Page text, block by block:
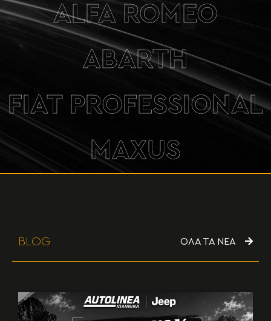
ALFA ROMEO
ABARTH
FIAT PROFESSIONAL
MAXUS
BLOG ΟΛΑ ΤΑ ΝΕΑ